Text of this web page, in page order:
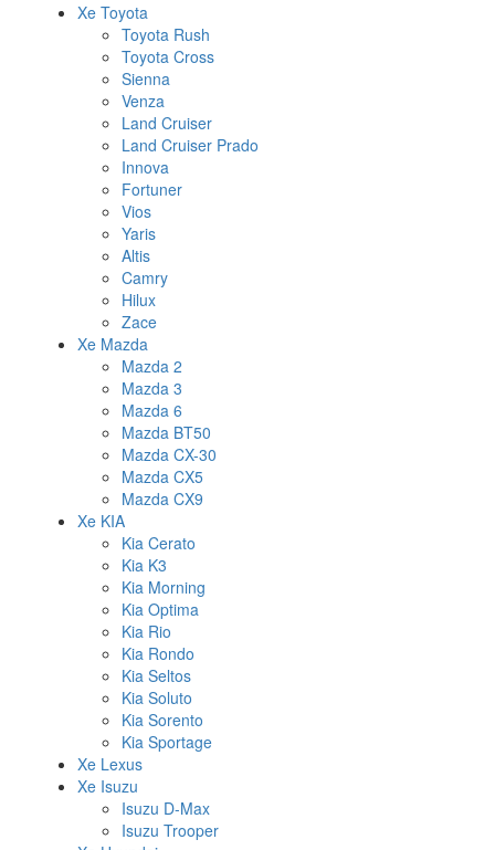
Xe Toyota
Toyota Rush
Toyota Cross
Sienna
Venza
Land Cruiser
Land Cruiser Prado
Innova
Fortuner
Vios
Yaris
Altis
Camry
Hilux
Zace
Xe Mazda
Mazda 2
Mazda 3
Mazda 6
Mazda BT50
Mazda CX-30
Mazda CX5
Mazda CX9
Xe KIA
Kia Cerato
Kia K3
Kia Morning
Kia Optima
Kia Rio
Kia Rondo
Kia Seltos
Kia Soluto
Kia Sorento
Kia Sportage
Xe Lexus
Xe Isuzu
Isuzu D-Max
Isuzu Trooper